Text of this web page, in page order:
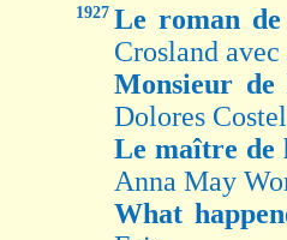
1927 Le roman
Crosland
Monsieur
Dolores
Le maître de
Anna May
What